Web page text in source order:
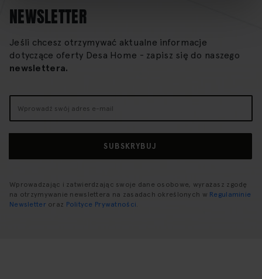
NEWSLETTER
Jeśli chcesz otrzymywać aktualne informacje
dotyczące oferty Desa Home - zapisz się do naszego
newslettera.
nasz
SUBSKRYBUJ
Wprowadzając i zatwierdzając swoje dane osobowe, wyrażasz zgodę
na otrzymywanie newslettera na zasadach określonych w Regulaminie
Newsletter oraz Polityce Prywatności.